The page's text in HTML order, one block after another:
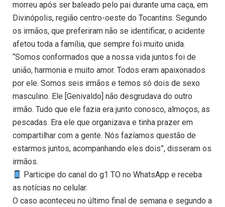
morreu após ser baleado pelo pai durante uma caça, em
Divinópolis, região centro-oeste do Tocantins. Segundo
os irmãos, que preferiram não se identificar, o acidente
afetou toda a família, que sempre foi muito unida.
“Somos conformados que a nossa vida juntos foi de
união, harmonia e muito amor. Todos eram apaixonados
por ele. Somos seis irmãos e temos só dois de sexo
masculino. Ele [Genivaldo] não desgrudava do outro
irmão. Tudo que ele fazia era junto conosco, almoços, as
pescadas. Era ele que organizava e tinha prazer em
compartilhar com a gente. Nós fazíamos questão de
estarmos juntos, acompanhando eles dois”, disseram os
irmãos.
Participe do canal do g1 TO no WhatsApp e receba
as notícias no celular.
O caso aconteceu no último final de semana e segundo a